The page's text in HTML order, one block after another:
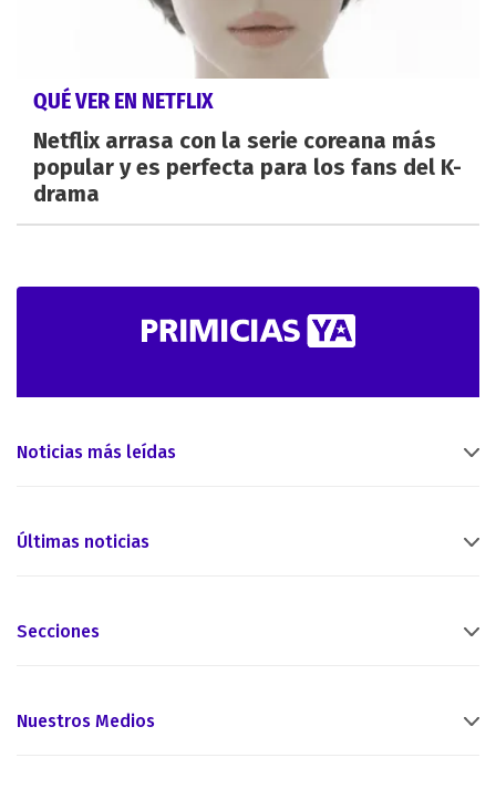
QUÉ VER EN NETFLIX
Netflix arrasa con la serie coreana más
popular y es perfecta para los fans del K-
drama
Noticias más leídas
Últimas noticias
Secciones
Nuestros Medios